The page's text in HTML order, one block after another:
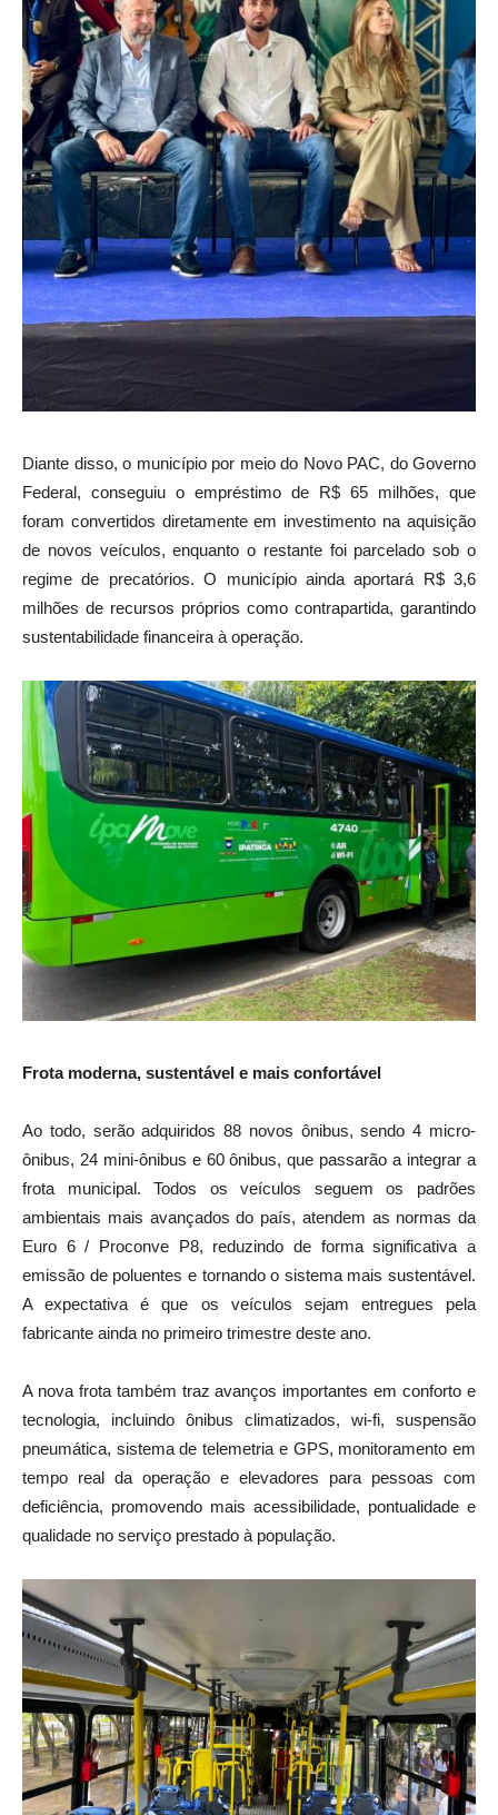
Diante disso, o município por meio do Novo PAC, do Governo
Federal, conseguiu o empréstimo de R$ 65 milhões, que
foram convertidos diretamente em investimento na aquisição
de novos veículos, enquanto o restante foi parcelado sob o
regime de precatórios. O município ainda aportará R$ 3,6
milhões de recursos próprios como contrapartida, garantindo
sustentabilidade financeira à operação.
Frota moderna, sustentável e mais confortável
Ao todo, serão adquiridos 88 novos ônibus, sendo 4 micro-
ônibus, 24 mini-ônibus e 60 ônibus, que passarão a integrar a
frota municipal. Todos os veículos seguem os padrões
ambientais mais avançados do país, atendem as normas da
Euro 6 / Proconve P8, reduzindo de forma significativa a
emissão de poluentes e tornando o sistema mais sustentável.
A expectativa é que os veículos sejam entregues pela
fabricante ainda no primeiro trimestre deste ano.
A nova frota também traz avanços importantes em conforto e
tecnologia, incluindo ônibus climatizados, wi-fi, suspensão
pneumática, sistema de telemetria e GPS, monitoramento em
tempo real da operação e elevadores para pessoas com
deficiência, promovendo mais acessibilidade, pontualidade e
qualidade no serviço prestado à população.